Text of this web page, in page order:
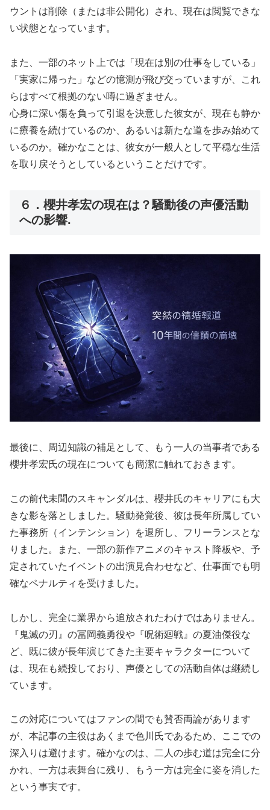
ウントは削除（または非公開化）され、現在は閲覧できな
い状態となっています。
また、一部のネット上では「現在は別の仕事をしている」
「実家に帰った」などの憶測が飛び交っていますが、これ
らはすべて根拠のない噂に過ぎません。
心身に深い傷を負って引退を決意した彼女が、現在も静か
に療養を続けているのか、あるいは新たな道を歩み始めて
いるのか。確かなことは、彼女が一般人として平穏な生活
を取り戻そうとしているということだけです。
６．櫻井孝宏の現在は？騒動後の声優活動
への影響.
最後に、周辺知識の補足として、もう一人の当事者である
櫻井孝宏氏の現在についても簡潔に触れておきます。
この前代未聞のスキャンダルは、櫻井氏のキャリアにも大
きな影を落としました。騒動発覚後、彼は長年所属してい
た事務所（インテンション）を退所し、フリーランスとな
りました。また、一部の新作アニメのキャスト降板や、予
定されていたイベントの出演見合わせなど、仕事面でも明
確なペナルティを受けました。
しかし、完全に業界から追放されたわけではありません。
『鬼滅の刃』の冨岡義勇役や『呪術廻戦』の夏油傑役な
ど、既に彼が長年演じてきた主要キャラクターについて
は、現在も続投しており、声優としての活動自体は継続し
ています。
この対応についてはファンの間でも賛否両論があります
が、本記事の主役はあくまで色川氏であるため、ここでの
深入りは避けます。確かなのは、二人の歩む道は完全に分
かれ、一方は表舞台に残り、もう一方は完全に姿を消した
という事実です。